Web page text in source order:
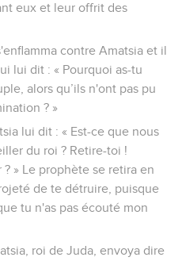
eux et leur offrit des
contre Amatsia et il
lui dit : « Pourquoi as-tu
alors qu’ils n'ont pas pu
? »
lui dit : « Est-ce que nous
du roi ? Retire-toi !
» Le prophète se retira en
de te détruire, puisque
tu n'as pas écouté mon
roi de Juda, envoya dire